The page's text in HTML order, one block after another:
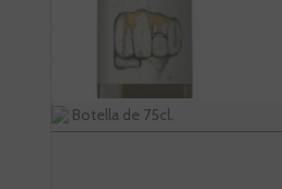
Botella de 75cl.